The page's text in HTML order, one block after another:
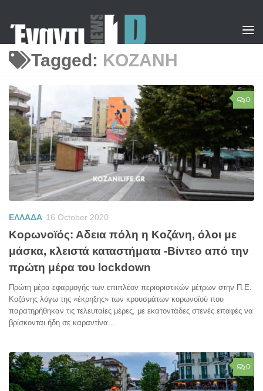
Tagged: ΚΟΖΑΝΗ
0
ΕΛΛΑΔΑ 16 October 2020
Κορωνοϊός: Αδεια πόλη η Κοζάνη, όλοι με
μάσκα, κλειστά καταστήματα -Βίντεο από την
πρώτη μέρα του lockdown
Πρώτη μέρα εφαρμογής των επιπλέον περιοριστικών μέτρων στην Π.Ε.
Κοζάνης λόγω της «έκρηξης» των κρουσμάτων κορωνοϊού που
παρατηρήθηκαν τις τελευταίες μέρες, με εκατοντάδες στενές επαφές να
βρίσκονται ήδη σε καραντίνα...
0